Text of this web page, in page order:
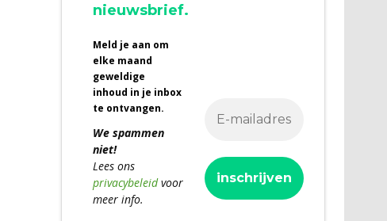
nieuwsbrief.
Meld je aan om
elke maand
geweldige
inhoud in je inbox
te ontvangen.
We spammen
niet!
Lees ons
privacybeleidvoor
meer info.